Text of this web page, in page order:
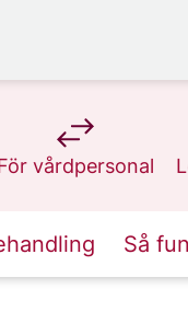
vårdpersonal
på 1177.se
Så